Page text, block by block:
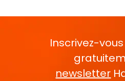
Inscrivez-
newsletter